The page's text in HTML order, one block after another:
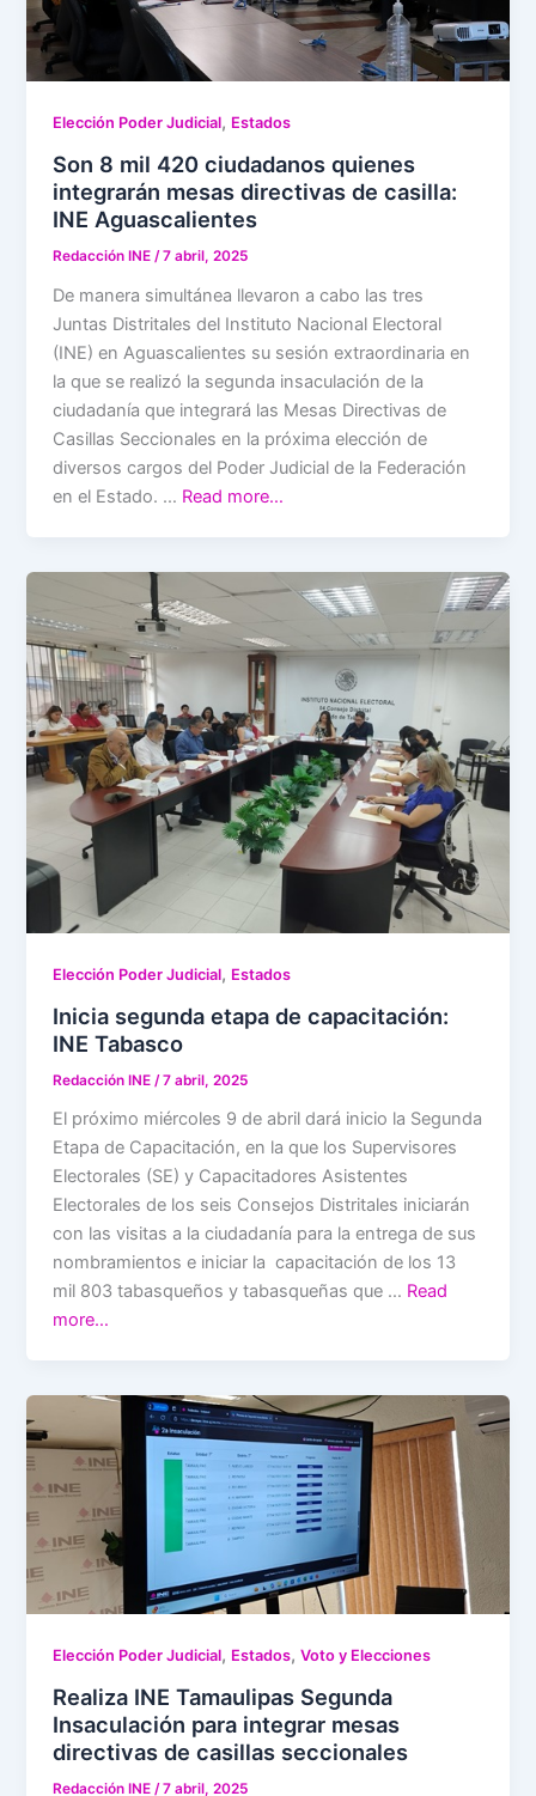
Elección Poder Judicial, Estados
Son 8 mil 420 ciudadanos quienes
integrarán mesas directivas de casilla:
INE Aguascalientes
Redacción INE/7 abril, 2025
De manera simultánea llevaron a cabo las tres
Juntas Distritales del Instituto Nacional Electoral
(INE) en Aguascalientes su sesión extraordinaria en
la que se realizó la segunda insaculación de la
ciudadanía que integrará las Mesas Directivas de
Casillas Seccionales en la próxima elección de
diversos cargos del Poder Judicial de la Federación
en el Estado. … Read more…
Elección Poder Judicial, Estados
Inicia segunda etapa de capacitación:
INE Tabasco
Redacción INE /7 abril, 2025
El próximo miércoles 9 de abril dará inicio la Segunda
Etapa de Capacitación, en la que los Supervisores
Electorales (SE) y Capacitadores Asistentes
Electorales de los seis Consejos Distritales iniciarán
con las visitas a la ciudadanía para la entrega de sus
nombramientos e iniciar la capacitación de los 13
mil 803 tabasqueños y tabasqueñas que … Read
more…
Elección Poder Judicial, Estados,Voto y Elecciones
Realiza INE Tamaulipas Segunda
Insaculación para integrar mesas
directivas de casillas seccionales
Redacción INE/7 abril, 2025